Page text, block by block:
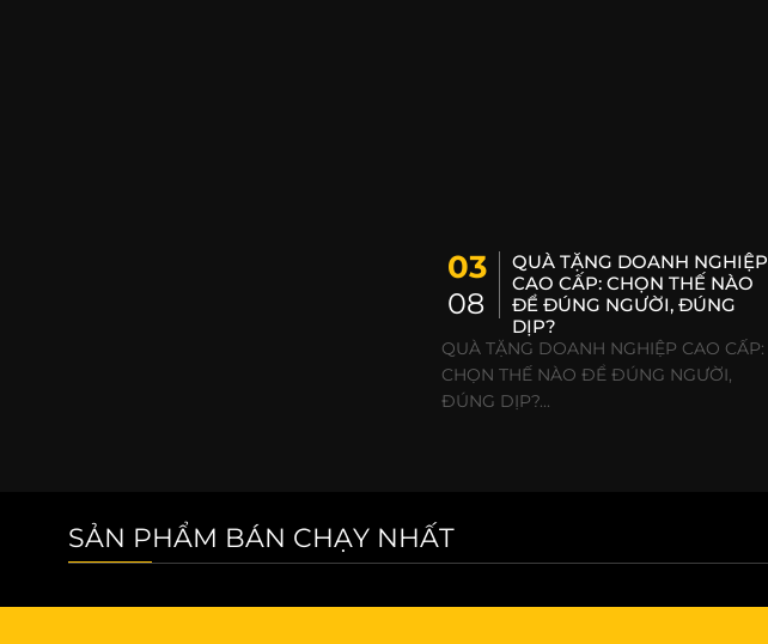
03
08
QUÀ TẶNG DOANH NGHIỆP
CAO CẤP: CHỌN THẾ NÀO
ĐỂ ĐÚNG NGƯỜI, ĐÚNG
DỊP?
QUÀ TẶNG DOANH NGHIỆP CAO CẤP:
CHỌN THẾ NÀO ĐỂ ĐÚNG NGƯỜI,
ĐÚNG DỊP?...
SẢN PHẨM BÁN CHẠY NHẤT